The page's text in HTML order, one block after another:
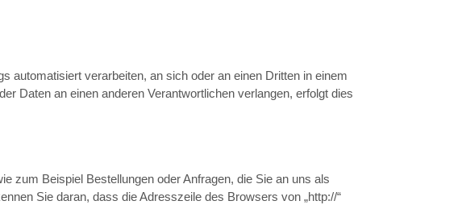
automatisiert verarbeiten, an sich oder an einen Dritten in einem
Daten an einen anderen Verantwortlichen verlangen, erfolgt dies
zum Beispiel Bestellungen oder Anfragen, die Sie an uns als
Sie daran, dass die Adresszeile des Browsers von „http://“